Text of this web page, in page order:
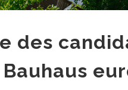
des